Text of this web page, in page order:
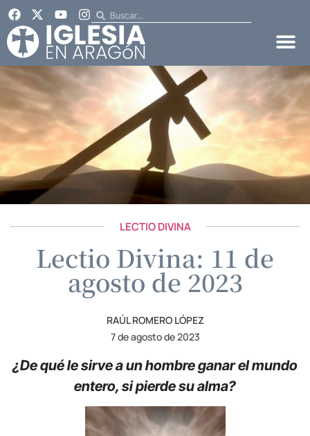
LECTIO DIVINA
Lectio Divina: 11 de
agosto de 2023
RAÚL ROMERO LÓPEZ
7 de agosto de 2023
¿De qué le sirve a un hombre ganar el mundo
entero, si pierde su alma?